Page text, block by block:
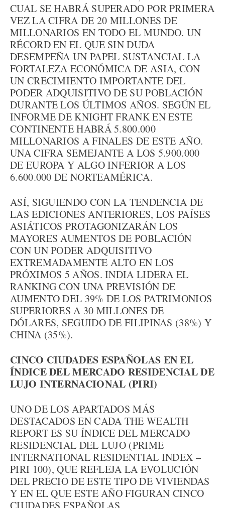
CUAL SE HABRÁ SUPERADO POR PRIMERA
VEZ LA CIFRA DE 20 MILLONES DE
MILLONARIOS EN TODO EL MUNDO. UN
RÉCORD EN EL QUE SIN DUDA
DESEMPEÑA UN PAPEL SUSTANCIAL LA
FORTALEZA ECONÓMICA DE ASIA, CON
UN CRECIMIENTO IMPORTANTE DEL
PODER ADQUISITIVO DE SU POBLACIÓN
DURANTE LOS ÚLTIMOS AÑOS. SEGÚN EL
INFORME DE KNIGHT FRANK EN ESTE
CONTINENTE HABRÁ 5.800.000
MILLONARIOS A FINALES DE ESTE AÑO.
UNA CIFRA SEMEJANTE A LOS 5.900.000
DE EUROPA Y ALGO INFERIOR A LOS
6.600.000 DE NORTEAMÉRICA.
ASÍ, SIGUIENDO CON LA TENDENCIA DE
LAS EDICIONES ANTERIORES, LOS PAÍSES
ASIÁTICOS PROTAGONIZARÁN LOS
MAYORES AUMENTOS DE POBLACIÓN
CON UN PODER ADQUISITIVO
EXTREMADAMENTE ALTO EN LOS
PRÓXIMOS 5 AÑOS. INDIA LIDERA EL
RANKING CON UNA PREVISIÓN DE
AUMENTO DEL 39% DE LOS PATRIMONIOS
SUPERIORES A 30 MILLONES DE
DÓLARES, SEGUIDO DE FILIPINAS (38%) Y
CHINA (35%).
CINCO CIUDADES ESPAÑOLAS EN EL
ÍNDICE DEL MERCADO RESIDENCIAL DE
LUJO INTERNACIONAL (PIRI)
UNO DE LOS APARTADOS MÁS
DESTACADOS EN CADA THE WEALTH
REPORT ES SU ÍNDICE DEL MERCADO
RESIDENCIAL DEL LUJO (PRIME
INTERNATIONAL RESIDENTIAL INDEX –
PIRI 100), QUE REFLEJA LA EVOLUCIÓN
DEL PRECIO DE ESTE TIPO DE VIVIENDAS
Y EN EL QUE ESTE AÑO FIGURAN CINCO
CIUDADES ESPAÑOLAS.